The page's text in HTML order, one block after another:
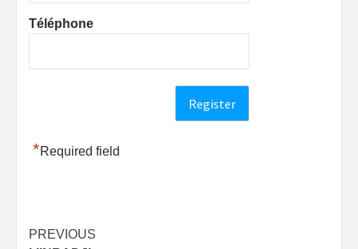
Téléphone
*Required field
Post
PREVIOUS